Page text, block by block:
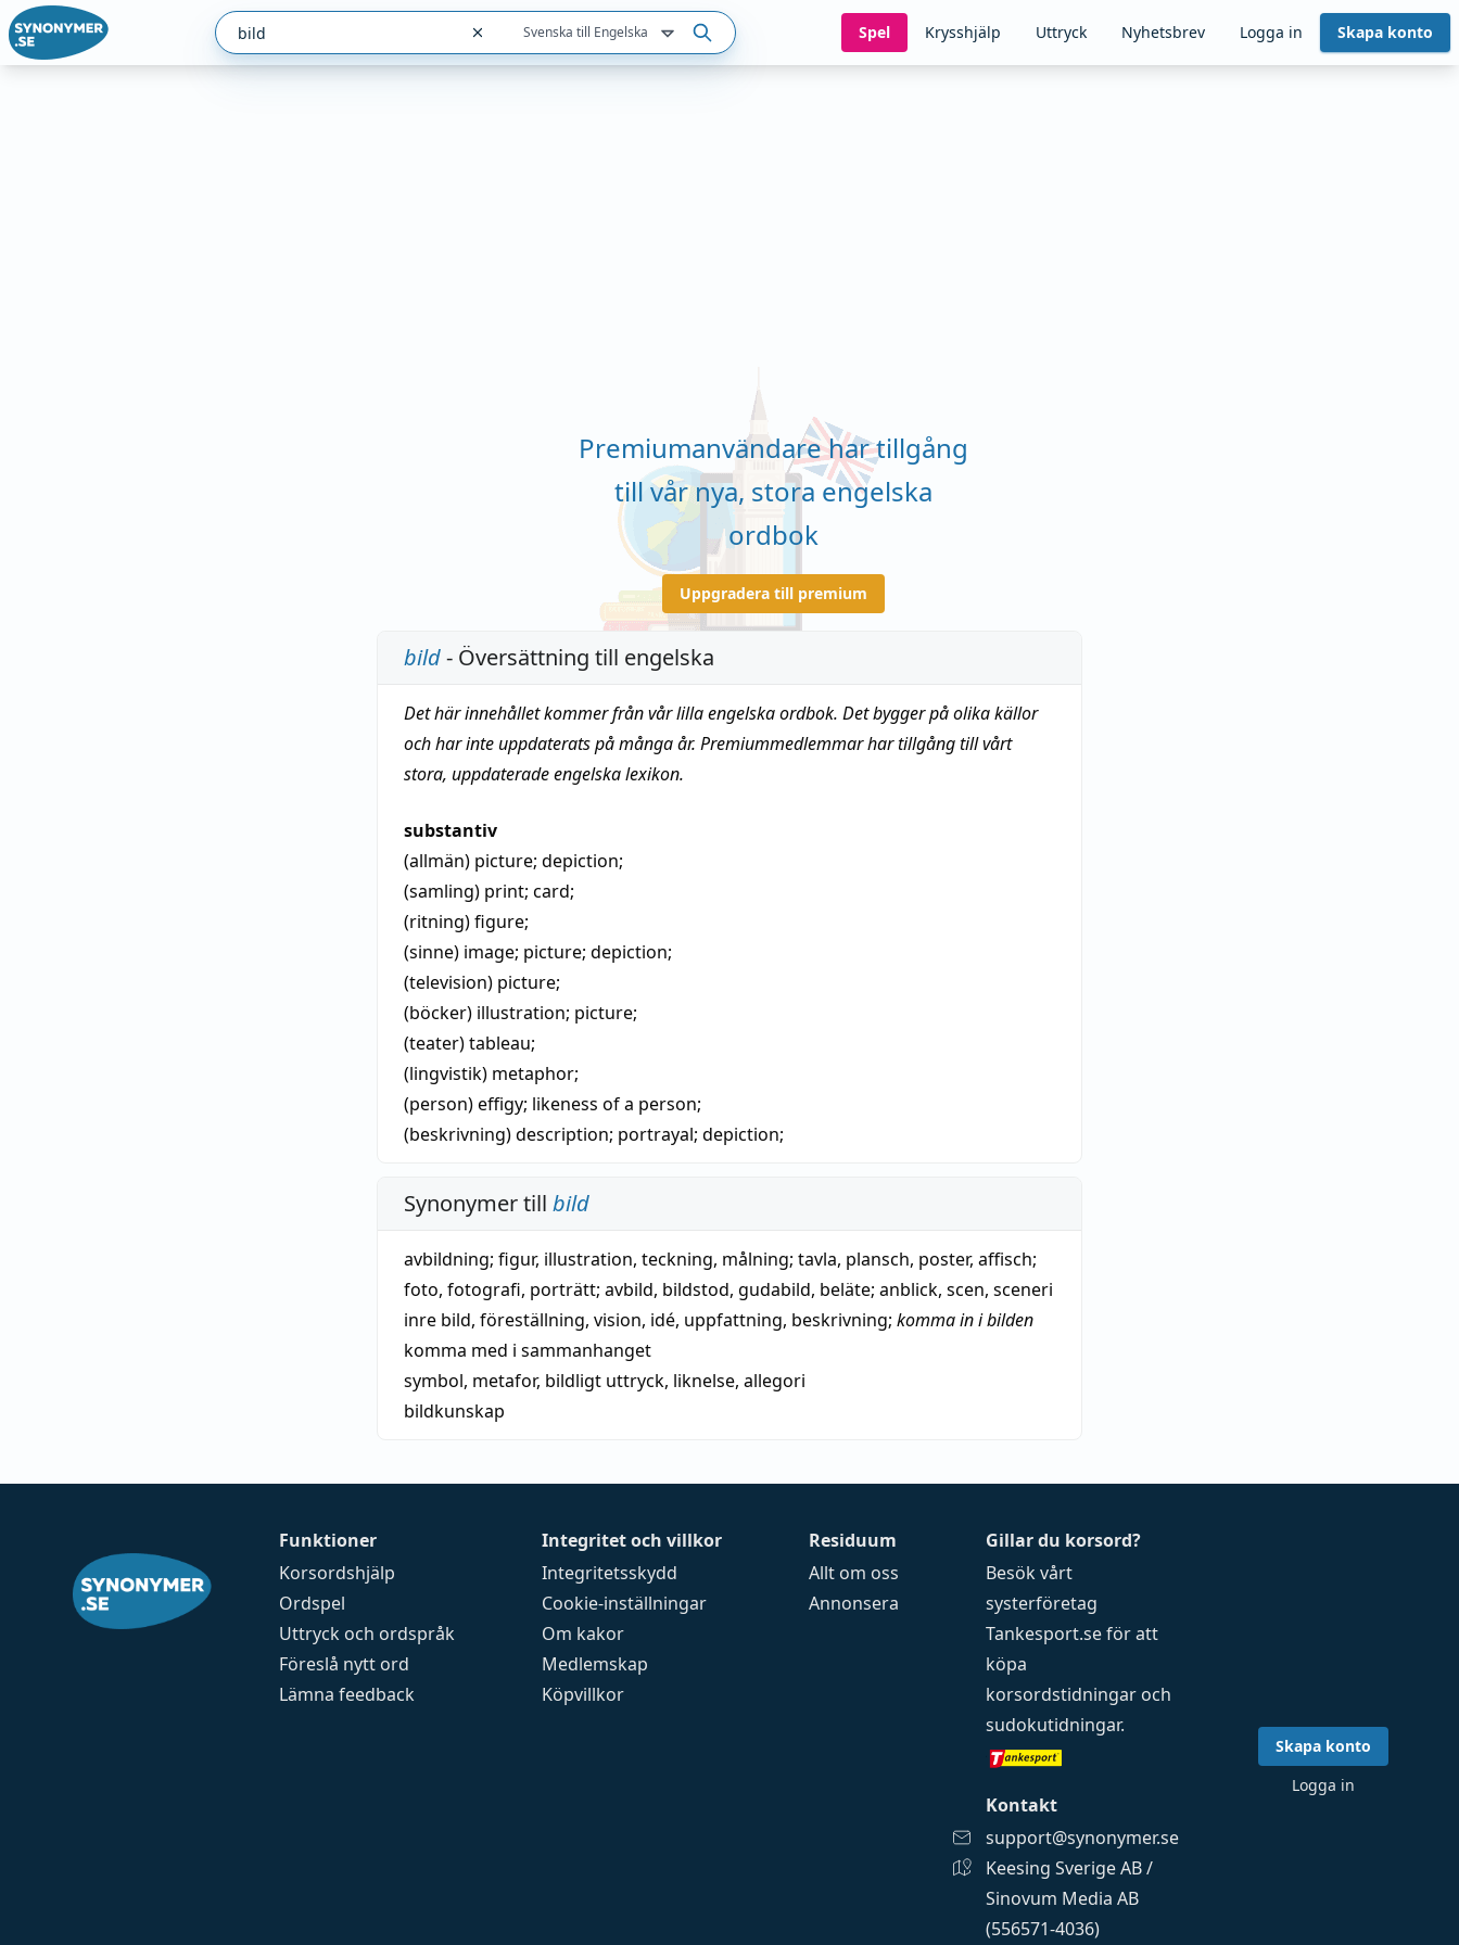
Svenska till Engelska Spel Krysshjälp Uttryck Nyhetsbrev Logga in Skapa konto
Premiumanvändare har tillgång
till vår nya, stora engelska
ordbok
Uppgradera till premium
bild- Översättning till engelska
Det här innehållet kommer från vår lilla engelska ordbok. Det bygger på olika källor
och har inte uppdaterats på många år. Premiummedlemmar har tillgång till vårt
stora, uppdaterade engelska lexikon.
substantiv
(allmän) picture; depiction;
(samling) print; card;
(ritning)figure;
(sinne) image; picture; depiction;
(television) picture;
(böcker) illustration; picture;
(teater)tableau;
(lingvistik) metaphor;
(person)effigy; likeness of a person;
(beskrivning)description; portrayal; depiction;
Synonymer till bild
avbildning; figur, illustration, teckning, målning; tavla, plansch, poster, affisch;
foto, fotografi, porträtt; avbild, bildstod, gudabild, beläte; anblick, scen, sceneri
inre bild, föreställning, vision, idé, uppfattning, beskrivning; komma in i bilden
komma med i sammanhanget
symbol, metafor, bildligt uttryck, liknelse, allegori
bildkunskap
Funktioner
Korsordshjälp
Ordspel
Uttryck och ordspråk
Föreslå nytt ord
Lämna feedback
Integritet och villkor
Integritetsskydd
Cookie-inställningar
Om kakor
Medlemskap
Köpvillkor
Residuum
Allt om oss
Annonsera
Gillar du korsord?
Besök vårt
systerföretag
Tankesport.seför att
köpa
korsordstidningar och
sudokutidningar.
Kontakt
support@synonymer.se
Keesing Sverige AB /
Sinovum Media AB
(556571-4036)
Skapa konto
Logga in